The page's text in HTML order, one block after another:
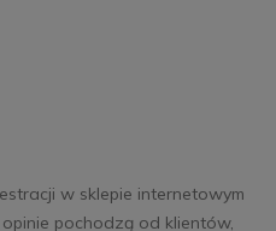
w sklepie internetowym
pochodzą od klientów,